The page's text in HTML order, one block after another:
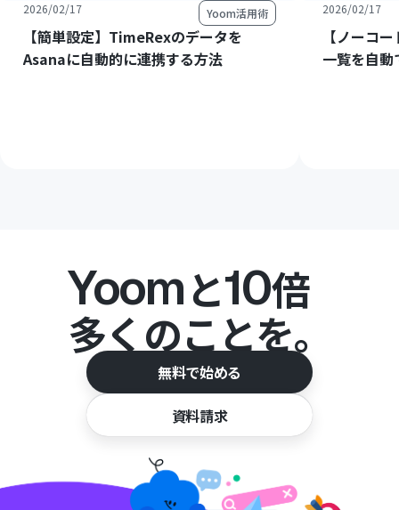
2026/02/17 Yoom活用術
【簡単設定】TimeRexのデータを
Asanaに自動的に連携する方法
2026/02/17
【ノーコ
一覧を自
Yoomと10倍
多くのことを。
無料で始める
資料請求